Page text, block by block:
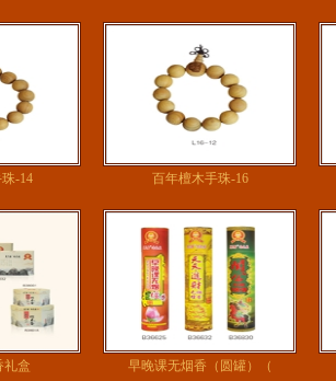
-14 百年檀木手珠-16
礼盒 早晚课无烟香（圆罐）（